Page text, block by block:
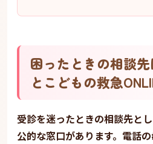
困ったときの相談
とこどもの救急
受診を迷ったときの相談先と
公的な窓口があります。電話